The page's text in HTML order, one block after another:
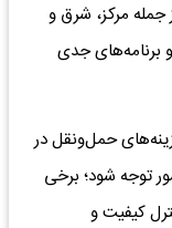
مرکز، شرق و
برنامه‌های جدی
حمل‌ونقل در
توجه شود؛ برخی
کیفیت و